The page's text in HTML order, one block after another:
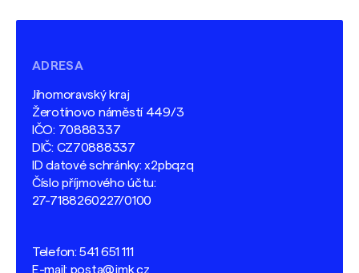
ADRESA
Jihomoravský kraj
Žerotínovo náměstí 449/3
IČO: 70888337
DIČ: CZ70888337
ID datové schránky: x2pbqzq
Číslo příjmového účtu:
27-7188260227/0100
Telefon:541 651 111
E-mail: posta@jmk.cz